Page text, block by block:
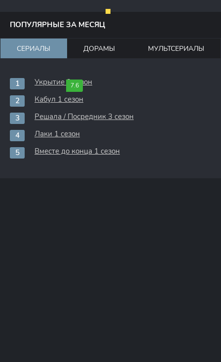
ПОПУЛЯРНЫЕ ЗА МЕСЯЦ
СЕРИАЛЫ ДОРАМЫ МУЛЬТСЕРИАЛЫ
7.6
Укрытие 3 сезон
Кабул 1 сезон
Решала / Посредник 3 сезон
Лаки 1 сезон
Вместе до конца 1 сезон